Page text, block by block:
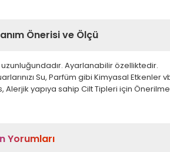
Önerisi ve Ölçü
Ayarlanabilir özelliktedir.
Su, Parfüm gibi Kimyasal Etkenler
Alerjik yapıya sahip Cilt Tipleri için
Yorumları